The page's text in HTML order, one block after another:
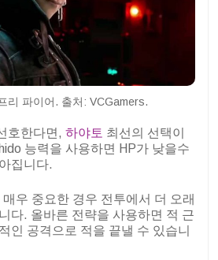
리 파이어. 출처: VCGamers.
호한다면, 하야토 최선의 선택이
능력을 사용하면 HP가 낮을수
집니다.
우 중요한 경우 전투에서 더 오래
다. 올바른 전략을 사용하면 적 근
인 공격으로 적을 끝낼 수 있습니